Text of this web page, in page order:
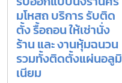
มโหสถ บริการ รับติด
ตั้ง รื้อถอน ให้เช่านั่ง
ร้าน และ งานหุ้มฉนวน
รวมทั้งติดตั้งแผ่นอลูมิ
เนียม